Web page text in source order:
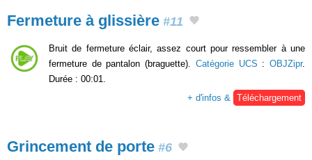
Fermeture à glissière #11
Bruit de fermeture éclair, assez court pour ressembler à une
fermeture de pantalon (braguette). Catégorie UCS :OBJZipr.
Durée : 00:01.
+ d'infos & Téléchargement
Grincement de porte #6